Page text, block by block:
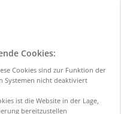
Cookies:
Cookies sind zur Funktion der
Systemen nicht deaktiviert
ist die Website in der Lage,
bereitzustellen